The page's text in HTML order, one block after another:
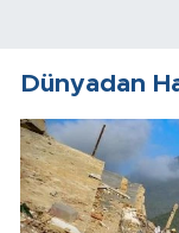
Dünyadan